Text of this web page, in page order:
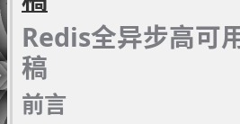
Redis全异步高可
稿
前言